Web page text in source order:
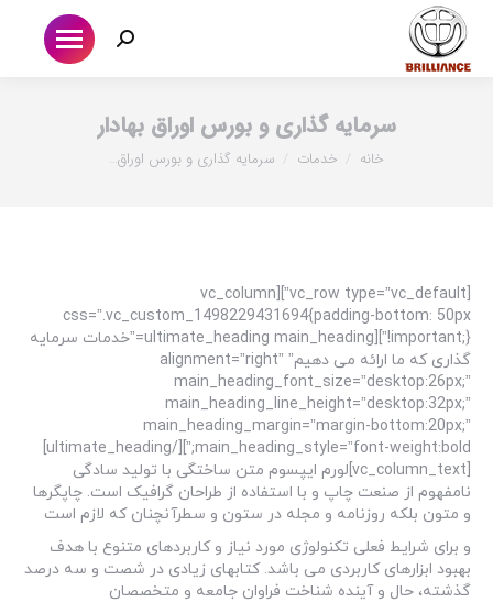
جستجو:
سرمایه گذاری و بورس اوراق بهادار
شما اینجا هستید:
خانه خدمات سرمایه گذاری و بورس اوراق…
[vc_row type=”vc_default”][vc_column
css=”.vc_custom_1498229431694{padding-bottom: 50px
!important;}”][ultimate_heading main_heading=”خدمات سرمایه
گذاری که ما ارائه می دهیم” alignment=”right”
main_heading_font_size=”desktop:26px;”
main_heading_line_height=”desktop:32px;”
main_heading_margin=”margin-bottom:20px;”
main_heading_style=”font-weight:bold;”][/ultimate_heading]
[vc_column_text]لورم ایپسوم متن ساختگی با تولید سادگی
نامفهوم از صنعت چاپ و با استفاده از طراحان گرافیک است. چاپگرها
و متون بلکه روزنامه و مجله در ستون و سطرآنچنان که لازم است
و برای شرایط فعلی تکنولوژی مورد نیاز و کاربردهای متنوع با هدف
بهبود ابزارهای کاربردی می باشد. کتابهای زیادی در شصت و سه درصد
گذشته، حال و آینده شناخت فراوان جامعه و متخصصان